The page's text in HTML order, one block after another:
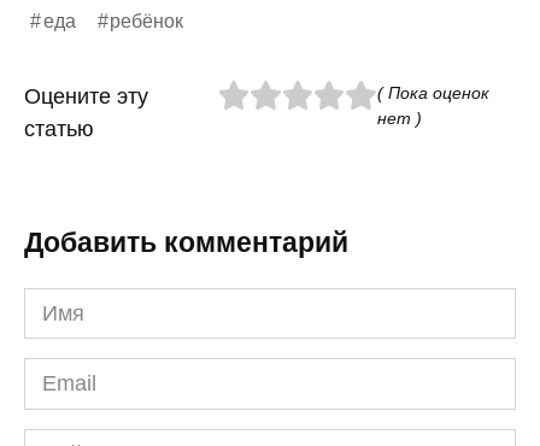
еда ребёнок
Оцените эту
статью
( Пока оценок
нет )
Добавить комментарий
Имя
*
Email
*